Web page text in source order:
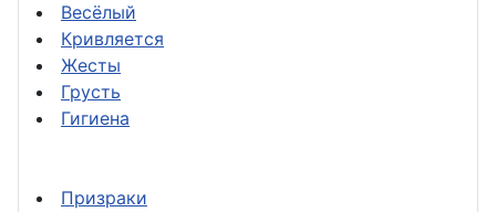
Весёлый
Кривляется
Жесты
Грусть
Гигиена
Призраки